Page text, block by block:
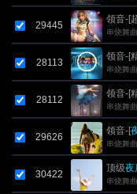
29445
领音-[
串烧舞曲
28113
领音-[
串烧舞曲
28112
领音-[
串烧舞曲
29626
领音-[
串烧舞曲
30422
顶级夜
串烧舞曲